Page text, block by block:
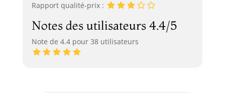
Rapport qualité-prix :
Notes des utilisateurs 4.4/5
Note de 4.4 pour 38 utilisateurs